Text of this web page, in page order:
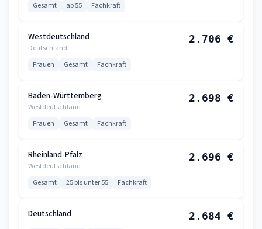
Gesamt ab 55 Fachkraft
Westdeutschland
Deutschland
2.706 €
Frauen Gesamt Fachkraft
Baden-Württemberg
Westdeutschland
2.698 €
Frauen Gesamt Fachkraft
Rheinland-Pfalz
Westdeutschland
2.696 €
Gesamt 25 bis unter 55 Fachkraft
Deutschland 2.684 €